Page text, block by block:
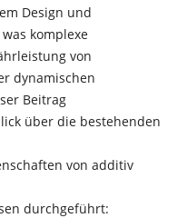
Design und
komplexe
von
dynamischen
Beitrag
über die bestehenden
von additiv
durchgeführt: